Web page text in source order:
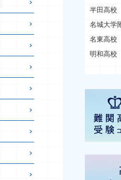
半田高校
名城大学
名東高校
明和高校